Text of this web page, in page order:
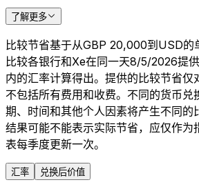
了解更多
比较节省基于从GBP 20,000到USD的
比较各银行和Xe在同一天8/5/2026提
内的汇率计算得出。提供的比较节省仅
不包括所有费用和收费。不同的货币兑
期、时间和其他个人因素将产生不同的
结果可能不能表示实际节省，应仅作为
表每季度更新一次。
汇率 兑换后价值